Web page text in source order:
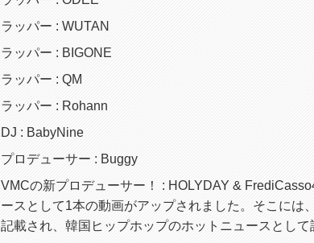
ラッパー : WUTAN
ラッパー : BIGONE
ラッパー : QM
ラッパー : Rohann
DJ : BabyNine
プロデューサー : Buggy
VMCの新プロデューサー！ : HOLYDAY &
ースとして1本の動画がアップされました。そこには
記載され、韓国ヒップホップのホットニュースとして